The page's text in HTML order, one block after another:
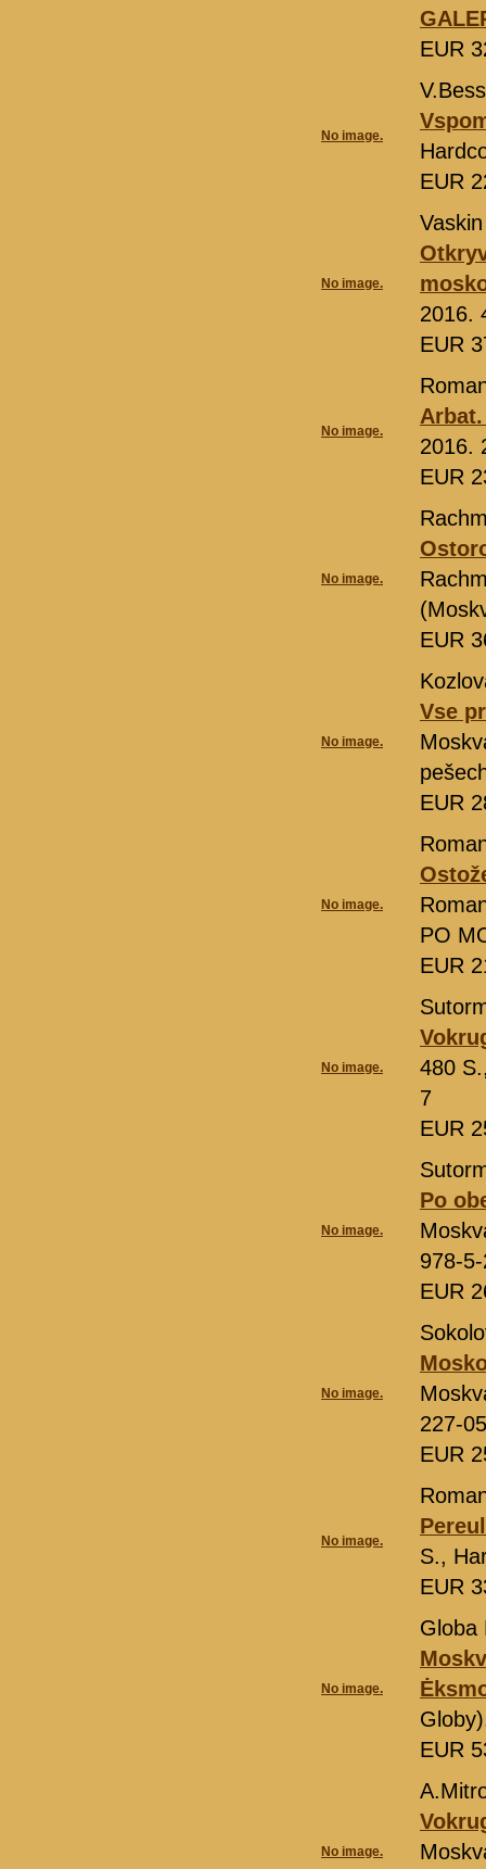
EUR
No image.
EUR
No image.
2016.
EUR
No image.
2016.
EUR
No image.
EUR
No image.
Vse
EUR
No image.
PO
EUR
No image.
480
7
EUR
No image.
Po
978-
EUR
No image.
227-
EUR
No image.
S.,
EUR
No image.
Globa
EUR
No image.